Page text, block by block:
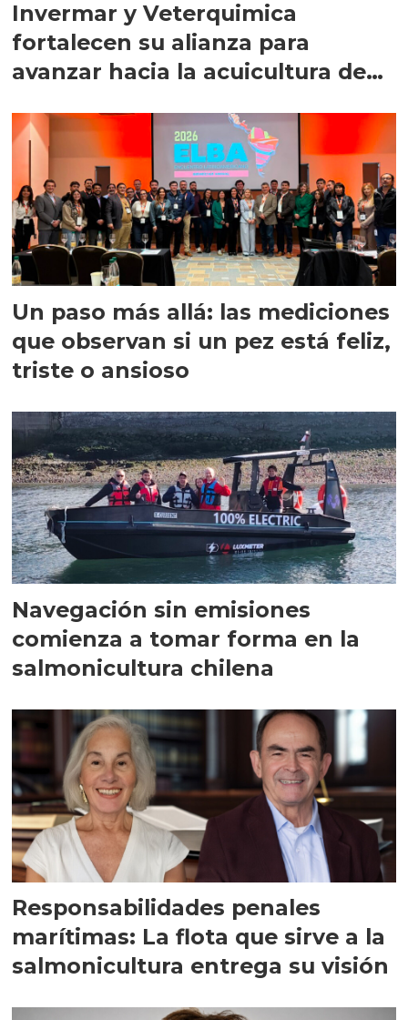
Invermar y Veterquimica
fortalecen su alianza para
avanzar hacia la acuicultura de
Un paso más allá: las mediciones
que observan si un pez está feliz,
triste o ansioso
Navegación sin emisiones
comienza a tomar forma en la
salmonicultura chilena
Responsabilidades penales
marítimas: La flota que sirve a la
salmonicultura entrega su visión